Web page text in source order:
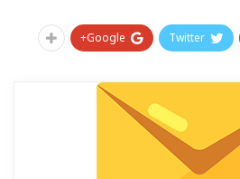
Twitter
Google+